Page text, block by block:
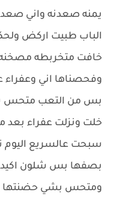
يمنه صعدنه واني
الباب طبيت اركض
خافت متخربطه
وفحصناها اني
بس من التعب متحس
خلت ونزلت عفراء بعد
سبحت عالسريع اليوم
بصفها بس شلون اكيد
ومتحس بشي حضنتها